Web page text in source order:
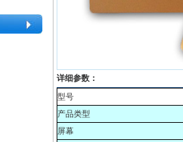
详细参数：
型号
产品类型
屏幕